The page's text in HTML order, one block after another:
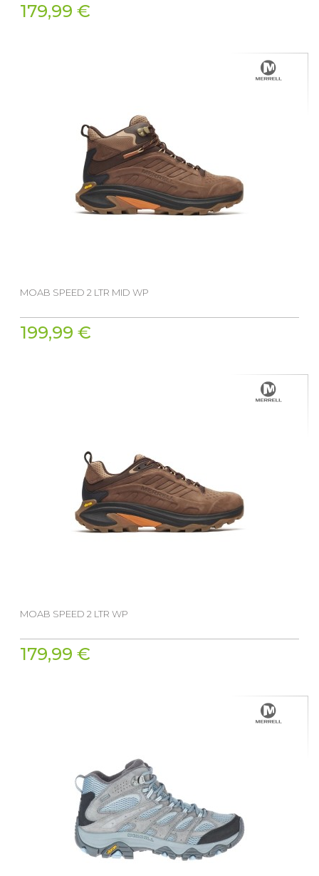
179,99 €
MOAB SPEED 2 LTR MID WP
199,99 €
MOAB SPEED 2 LTR WP
179,99 €